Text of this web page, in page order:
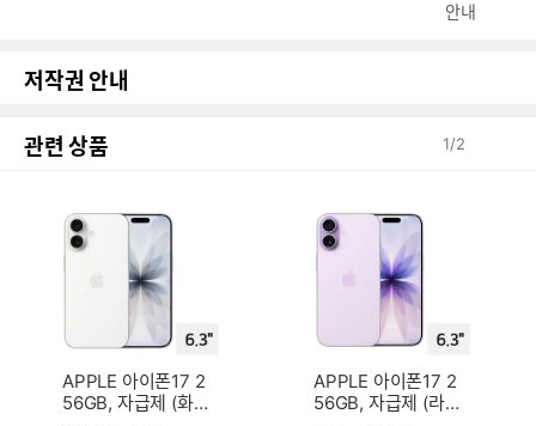
안내
저작권 안내
관련 상품 1/2
APPLE 아이폰17 2
56GB, 자급제 (화이
APPLE 아이폰17 2
56GB, 자급제 (라벤